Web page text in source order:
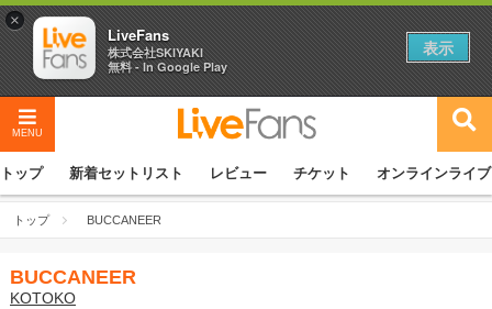
MENU
トップ 新着セットリスト レビュー チケット オンラインライブ
トップ BUCCANEER
BUCCANEER
KOTOKO
×
LiveFans
株式会社SKIYAKI
無料 - In Google Play
表示